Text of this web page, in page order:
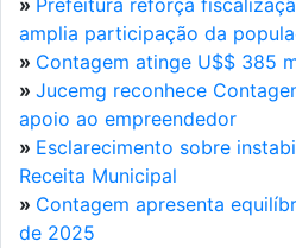
» Prefeitura reforça
amplia participação da
» Contagem atinge U$$ 385
» Jucemg reconhece
apoio ao empreendedor
» Esclarecimento sobre
Receita Municipal
» Contagem apresenta
de 2025